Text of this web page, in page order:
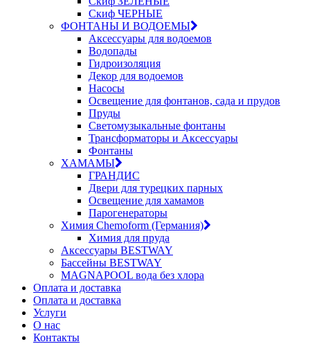
Скиф ЧЕРНЫЕ
ФОНТАНЫ И ВОДОЕМЫ
Аксессуары для водоемов
Водопады
Гидроизоляция
Декор для водоемов
Насосы
Освещение для фонтанов, сада и прудов
Пруды
Светомузыкальные фонтаны
Трансформаторы и Аксессуары
Фонтаны
ХАМАМЫ
ГРАНДИС
Двери для турецких парных
Освещение для хамамов
Парогенераторы
Химия Chemoform (Германия)
Химия для пруда
Аксессуары BESTWAY
Бассейны BESTWAY
MAGNAPOOL вода без хлора
Оплата и доставка
Оплата и доставка
Услуги
О нас
Контакты